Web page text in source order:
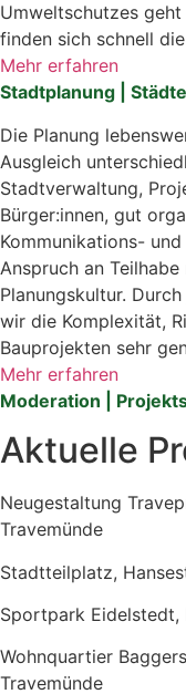
Umweltschutzes geht
finden sich schnell
Mehr erfahren
Stadtplanung |
Die Planung
Ausgleich
Stadtverwaltung,
Bürger:innen, gut
Kommunikations-
Anspruch an
Planungskultur.
wir die Komplexität,
Bauprojekten sehr
Mehr erfahren
Moderation |
Aktuelle
Neugestaltung
Travemünde
Stadtteilplatz,
Sportpark Eidelstedt,
Wohnquartier
Travemünde